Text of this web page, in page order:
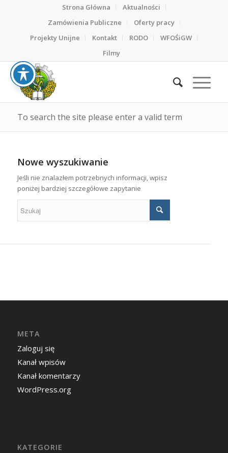
Strona Główna
Aktualności
Zamówienia Publiczne
Oferty pracy
Projekty Unijne
Kontakt RODO
WFOŚiGW
Filmy
To search the site please enter a valid term
Nowe wyszukiwanie
Jeśli nie znalazłem potrzebnych informacji, wpisz
poniżej bardziej szczegółowe zapytanie
META
Zaloguj się
Kanał wpisów
Kanał komentarzy
WordPress.org
KATEGORIE